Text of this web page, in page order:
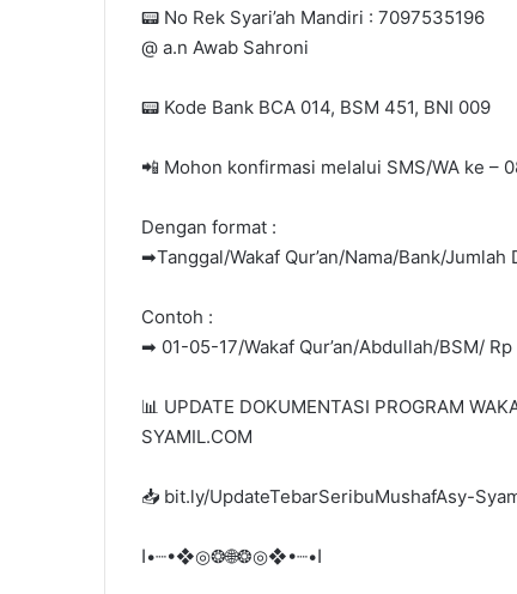
📟 No Rek Syari’ah Mandiri : 7097535196
@ a.n Awab Sahroni
📟 Kode Bank BCA 014, BSM 451, BNI 009
📲 Mohon konfirmasi melalui SMS/WA ke –
Dengan format :
➡Tanggal/Wakaf Qur’an/Nama/Bank/Jumlah
Contoh :
➡ 01-05-17/Wakaf Qur’an/Abdullah/BSM/
📊 UPDATE DOKUMENTASI PROGRAM
SYAMIL.COM
📥 bit.ly/UpdateTebarSeribuMushafAsy-
ا•┈•❖◎❂🌐❂◎❖•┈•ا